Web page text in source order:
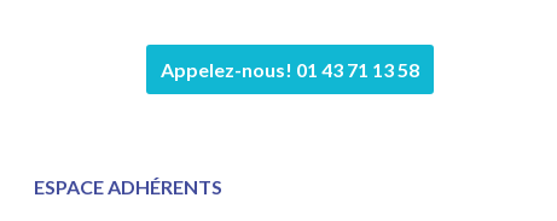
Appelez-nous! 01 43 71 13 58
ESPACE ADHÉRENTS